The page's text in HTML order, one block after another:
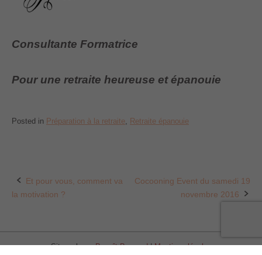
Consultante Formatrice
Pour une retraite heureuse et épanouie
Posted in Préparation à la retraite Retraite épanouie
Post
Et pour vous, comment va
la motivation ?
Cocooning Event du samedi 19
novembre 2016
Site web parBenoît Besnard|Mentions légales